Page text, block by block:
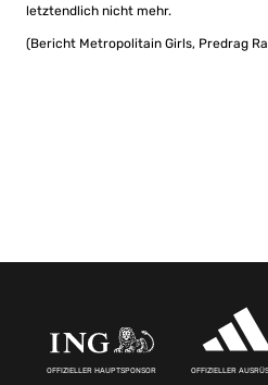
letztendlich nicht mehr.
(Bericht Metropolitain Girls, Predrag
OFFIZIELLER HAUPTSPONSOR OFFIZIELLER